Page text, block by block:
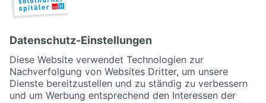
Publikationen & Links
Partner